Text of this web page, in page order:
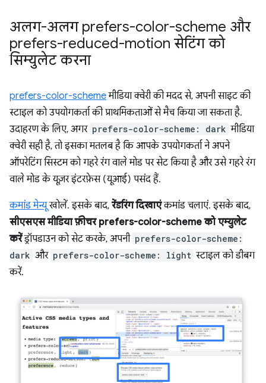
अलग-अलग prefers-color-scheme और
prefers-reduced-motion सेटिंग को
सिम्युलेट करना
prefers-color-schemeमीडिया क्वेरी की मदद से, अपनी साइट की
स्टाइल को उपयोगकर्ता की प्राथमिकताओं से मैच किया जा सकता है.
उदाहरण के लिए, अगर prefers-color-scheme: dark मीडिया
क्वेरी सही है, तो इसका मतलब है कि आपके उपयोगकर्ता ने अपने
ऑपरेटिंग सिस्टम को गहरे रंग वाले मोड पर सेट किया है और उसे गहरे रंग
वाले मोड के यूज़र इंटरफ़ेस (यूआई) पसंद हैं.
कमांड मेन्यूखोलें. इसके बाद, रेंडरिंग दिखाएंकमांड चलाएं. इसके बाद,
सीएसएस मीडिया फ़ीचर prefers-color-scheme को एम्युलेट
करेंड्रॉपडाउन को सेट करके, अपनी prefers-color-scheme:
dark और prefers-color-scheme: light स्टाइल को डीबग
करें.